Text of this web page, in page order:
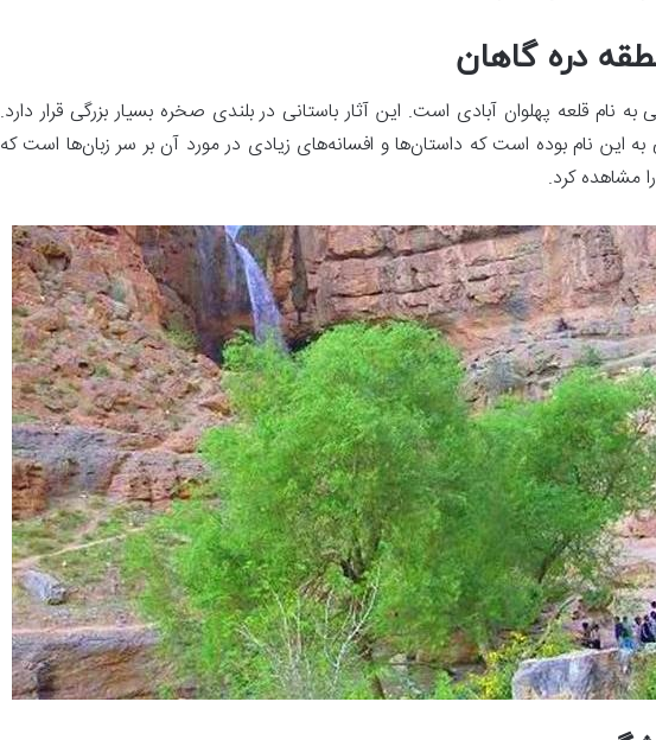
دره گاهان
به نام قلعه پهلوان آبادی است. این آثار باستانی در بلندی صخره بسیار بزرگی قرار دارد.
این نام بوده است که داستان‌ها و افسانه‌های زیادی در مورد آن بر سر زبان‌ها است که
مشاهده کرد.